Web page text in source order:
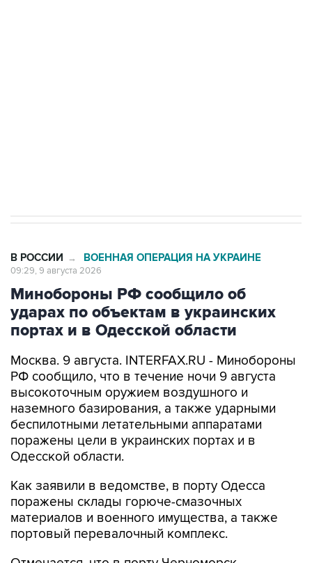
В РОССИИ → ВОЕННАЯ ОПЕРАЦИЯ НА УКРАИНЕ
09:29, 9 августа 2026
Минобороны РФ сообщило об
ударах по объектам в украинских
портах и в Одесской области
Москва. 9 августа. INTERFAX.RU - Минобороны
РФ сообщило, что в течение ночи 9 августа
высокоточным оружием воздушного и
наземного базирования, а также ударными
беспилотными летательными аппаратами
поражены цели в украинских портах и в
Одесской области.
Как заявили в ведомстве, в порту Одесса
поражены склады горюче-смазочных
материалов и военного имущества, а также
портовый перевалочный комплекс.